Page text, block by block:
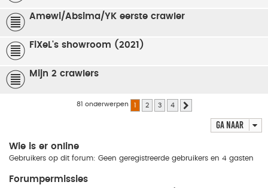
Amewi/Absima/YK eerste crawler
FiXeL's showroom (2021)
Mijn 2 crawlers
81 onderwerpen 1 2 3 4
Ga naar
Wie is er online
Gebruikers op dit forum: Geen geregistreerde gebruikers en 4 gasten
Forumpermissies